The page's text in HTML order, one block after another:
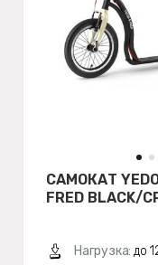
САМОКАТ
FRED BLACK/
Нагрузка: до